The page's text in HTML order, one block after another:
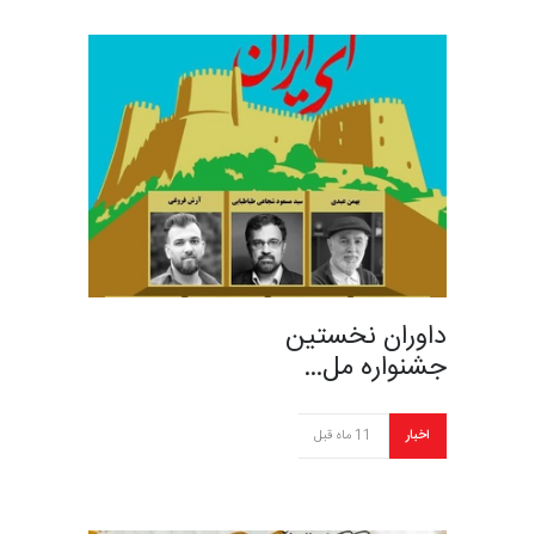
داوران نخستین
جشنواره مل…
اخبار 11 ماه قبل